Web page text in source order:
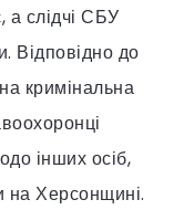
а слідчі СБУ
Відповідно до
кримінальна
інших осіб,
на Херсонщині.